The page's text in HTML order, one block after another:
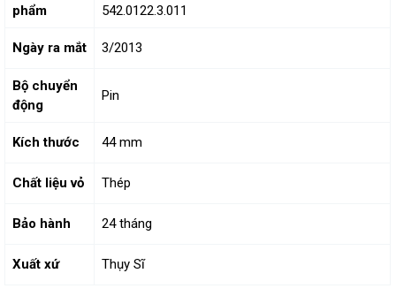
phẩm
542.0122.3.011
Ngày ra mắt 3/2013
Bộ chuyển
động
Pin
Kích thước 44 mm
Chất liệu vỏ Thép
Bảo hành 24 tháng
Xuất xứ Thụy Sĩ